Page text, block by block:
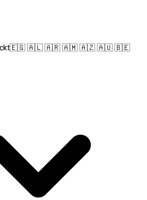
🇪🇬 🇦🇱 🇦🇷 🇦🇲 🇦🇿 🇦🇺 🇧🇪